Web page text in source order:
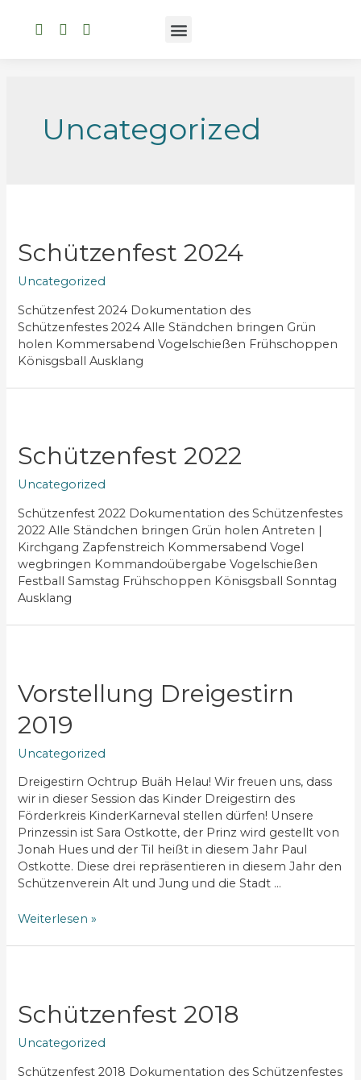
Uncategorized
Schützenfest 2024
Uncategorized
Schützenfest 2024 Dokumentation des
Schützenfestes 2024 Alle Ständchen bringen Grün
holen Kommersabend Vogelschießen Frühschoppen
Könisgsball Ausklang
Schützenfest 2022
Uncategorized
Schützenfest 2022 Dokumentation des Schützenfestes
2022 Alle Ständchen bringen Grün holen Antreten |
Kirchgang Zapfenstreich Kommersabend Vogel
wegbringen Kommandoübergabe Vogelschießen
Festball Samstag Frühschoppen Könisgsball Sonntag
Ausklang
Vorstellung Dreigestirn
2019
Uncategorized
Dreigestirn Ochtrup Buäh Helau! Wir freuen uns, dass
wir in dieser Session das Kinder Dreigestirn des
Förderkreis KinderKarneval stellen dürfen! Unsere
Prinzessin ist Sara Ostkotte, der Prinz wird gestellt von
Jonah Hues und der Til heißt in diesem Jahr Paul
Ostkotte. Diese drei repräsentieren in diesem Jahr den
Schützenverein Alt und Jung und die Stadt …
Weiterlesen »
Schützenfest 2018
Uncategorized
Schützenfest 2018 Dokumentation des Schützenfestes